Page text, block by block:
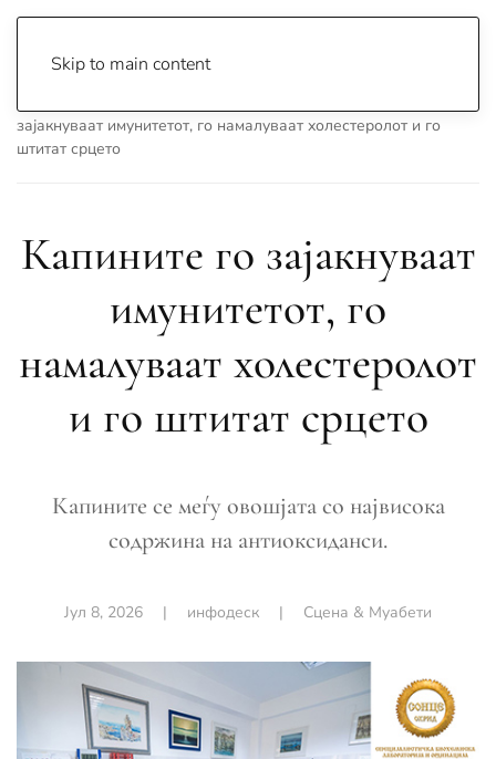
Skip to main content
зајакнуваат имунитетот, го намалуваат холестеролот и го
штитат срцето
Капините го зајакнуваат
имунитетот, го
намалуваат холестеролот
и го штитат срцето
Капините се меѓу овошјата со највисока
содржина на антиоксиданси.
Јул 8, 2026 | инфодеск | Сцена & Муабети